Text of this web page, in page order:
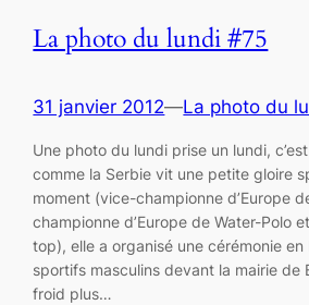
La photo du lundi #75
31 janvier 2012—La photo du
Une photo du lundi prise un lundi,
comme la Serbie vit une petite gloire
moment (vice-championne d’Europe
championne d’Europe de Water-Polo
top), elle a organisé une cérémonie en
sportifs masculins devant la mairie de
froid plus…